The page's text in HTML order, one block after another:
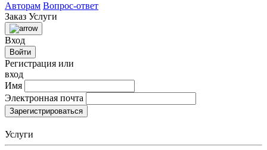
Авторам Вопрос-ответ
Заказ Услуги
Вход
Войти
Регистрация или
вход
Имя
Электронная почта
Зарегистрироваться
Услуги